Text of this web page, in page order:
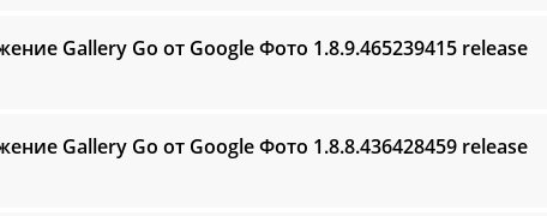
Gallery Go от Google Фото 1.8.9.465239415 release
Gallery Go от Google Фото 1.8.8.436428459 release